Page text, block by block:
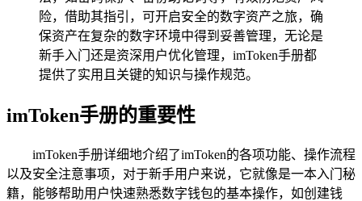
险，借助其指引，可开启安全的数字资产之旅，确
保资产在复杂的数字环境中得到妥善管理，无论是
新手入门还是资深用户优化管理，imToken手册都
提供了实用且关键的知识与操作规范。
imToken手册的重要性
imToken手册详细地介绍了imToken的各项功能、操作流程
以及安全注意事项，对于新手用户来说，它就像是一本入门秘
籍，能够帮助用户快速熟悉数字钱包的基本操作，如创建钱